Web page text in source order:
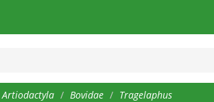
Artiodactyla Bovidae
Tragelaphus